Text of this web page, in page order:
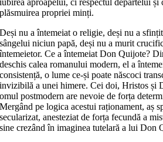
iubirea aproapelui, ci respectul departelui și
plăsmuirea propriei minți.
Deși nu a întemeiat o religie, deși nu a
sângelui niciun papă, deși nu a murit
întemeietor. Ce a întemeiat Don Quijote?
deschis calea romanului modern, el a
consistență, o lume ce-și poate născoci
invizibilă a unei himere. Cei doi, Hristos și
omul postmodern are nevoie de forța
Mergând pe logica acestui raționament, aș
secularizat, anesteziat de forța fecundă a
sine crezând în imaginea tutelară a lui Don